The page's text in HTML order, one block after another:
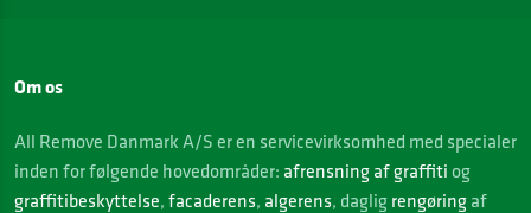
Om os
All Remove Danmark A/S er en servicevirksomhed med specialer
inden for følgende hovedområder: afrensning af graffiti og
graffitibeskyttelse, facaderens, algerens, daglig rengøring af